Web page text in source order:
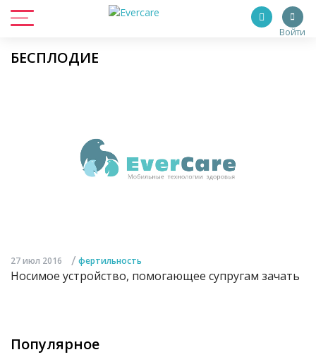
Войти
БЕСПЛОДИЕ
27 июл 2016 / фертильность
Носимое устройство, помогающее супругам зачать
Популярное